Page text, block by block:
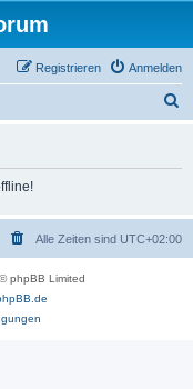
Anmelden
Registrieren
Alle Zeiten sind UTC+02:00
phpBB Limited